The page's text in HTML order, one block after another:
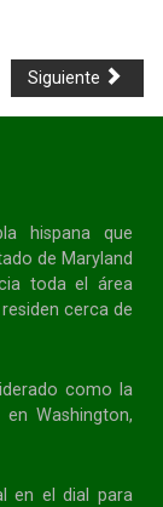
Siguiente
hispanaque
de Maryland
toda el área
cerca de
como la
Washington,
en el dial para